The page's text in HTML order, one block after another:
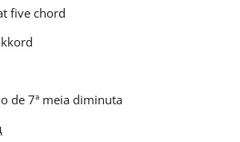
five chord
de 7ª meia diminuta